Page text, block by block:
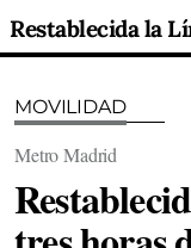
MOVILIDAD
Metro Madrid